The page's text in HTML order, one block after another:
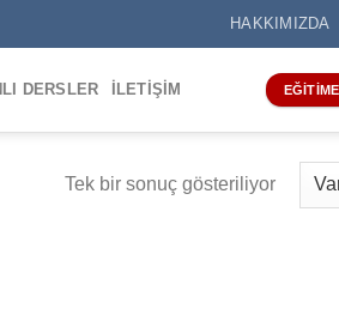
HAKKIMIZDA
DERSLER İLETIŞIM
Tek bir sonuç gösteriliyor